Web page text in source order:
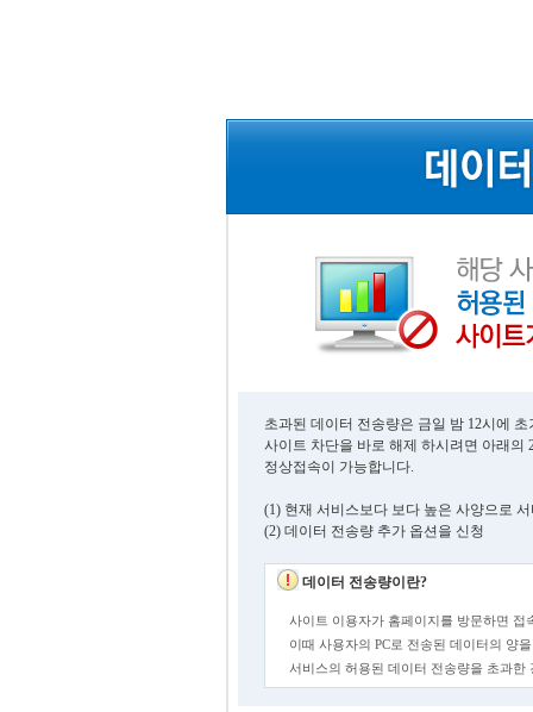
초과된 데이터 전송량은 금일 밤 12시에
사이트 차단을 바로 해제 하시려면 아래의
정상접속이 가능합니다.
(1) 현재 서비스보다 보다 높은 사양으로
(2) 데이터 전송량 추가 옵션을 신청
데이터 전송량이란?
사이트 이용자가 홈페이지를 방문하면 접
이때 사용자의 PC로 전송된 데이터의 양
서비스의 허용된 데이터 전송량을 초과